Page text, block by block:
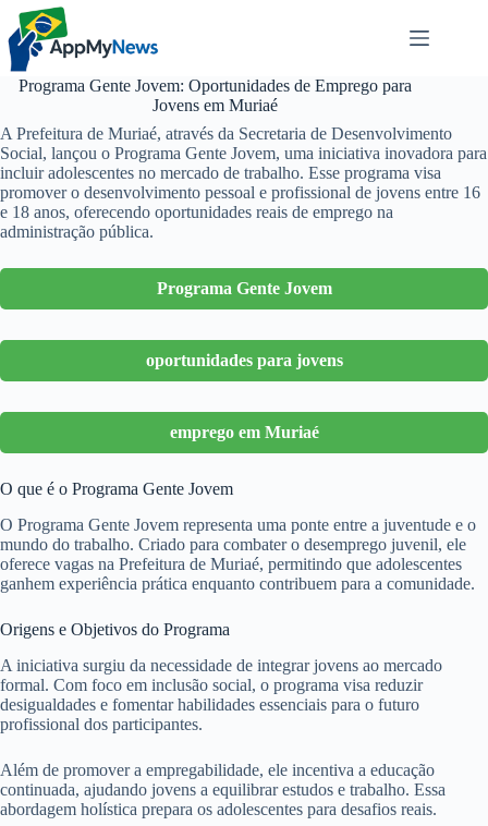
Pular
para
conteúdo
Programa Gente Jovem: Oportunidades de Emprego para
Jovens em Muriaé
A Prefeitura de Muriaé, através da Secretaria de Desenvolvimento
Social, lançou o Programa Gente Jovem, uma iniciativa inovadora para
incluir adolescentes no mercado de trabalho. Esse programa visa
promover o desenvolvimento pessoal e profissional de jovens entre 16
e 18 anos, oferecendo oportunidades reais de emprego na
administração pública.
Programa Gente Jovem
oportunidades para jovens
emprego em Muriaé
O que é o Programa Gente Jovem
O Programa Gente Jovem representa uma ponte entre a juventude e o
mundo do trabalho. Criado para combater o desemprego juvenil, ele
oferece vagas na Prefeitura de Muriaé, permitindo que adolescentes
ganhem experiência prática enquanto contribuem para a comunidade.
Origens e Objetivos do Programa
A iniciativa surgiu da necessidade de integrar jovens ao mercado
formal. Com foco em inclusão social, o programa visa reduzir
desigualdades e fomentar habilidades essenciais para o futuro
profissional dos participantes.
Além de promover a empregabilidade, ele incentiva a educação
continuada, ajudando jovens a equilibrar estudos e trabalho. Essa
abordagem holística prepara os adolescentes para desafios reais.